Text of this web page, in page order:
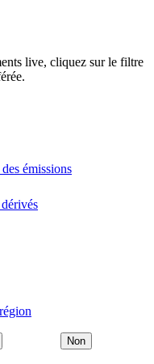
live, cliquez sur le filtre
émissions
Non